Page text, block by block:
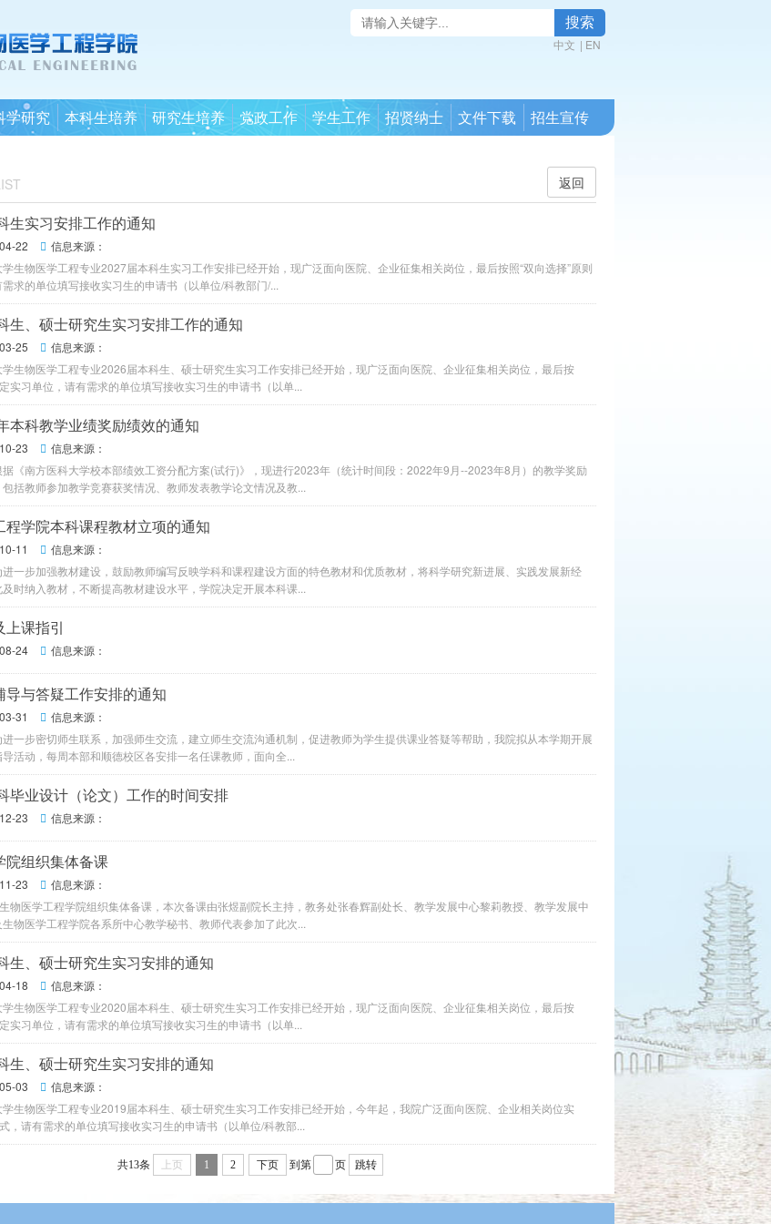
搜索
中文 | EN
学研究 本科生培养 研究生培养 党政工作 学生工作 招贤纳士 文件下载 招生宣传
返回
生实习安排工作的通知
22  信息来源：
生物医学工程专业2027届本科生实习工作安排已经开始，现广泛面向医院、企业征集相关岗位，最后按照“双向选择”原则
求的单位填写接收实习生的申请书（以单位/科教部门/...
生、硕士研究生实习安排工作的通知
25  信息来源：
生物医学工程专业2026届本科生、硕士研究生实习工作安排已经开始，现广泛面向医院、企业征集相关岗位，最后按
实习单位，请有需求的单位填写接收实习生的申请书（以单...
本科教学业绩奖励绩效的通知
23  信息来源：
《南方医科大学校本部绩效工资分配方案(试行)》，现进行2023年（统计时间段：2022年9月--2023年8月）的教学奖励
括教师参加教学竞赛获奖情况、教师发表教学论文情况及教...
程学院本科课程教材立项的通知
11  信息来源：
一步加强教材建设，鼓励教师编写反映学科和课程建设方面的特色教材和优质教材，将科学研究新进展、实践发展新经
时纳入教材，不断提高教材建设水平，学院决定开展本科课...
上课指引
24  信息来源：
导与答疑工作安排的通知
31  信息来源：
一步密切师生联系，加强师生交流，建立师生交流沟通机制，促进教师为学生提供课业答疑等帮助，我院拟从本学期开展
活动，每周本部和顺德校区各安排一名任课教师，面向全...
毕业设计（论文）工作的时间安排
23  信息来源：
院组织集体备课
23  信息来源：
物医学工程学院组织集体备课，本次备课由张煜副院长主持，教务处张春辉副处长、教学发展中心黎莉教授、教学发展中
物医学工程学院各系所中心教学秘书、教师代表参加了此次...
生、硕士研究生实习安排的通知
18  信息来源：
生物医学工程专业2020届本科生、硕士研究生实习工作安排已经开始，现广泛面向医院、企业征集相关岗位，最后按
实习单位，请有需求的单位填写接收实习生的申请书（以单...
生、硕士研究生实习安排的通知
03  信息来源：
生物医学工程专业2019届本科生、硕士研究生实习工作安排已经开始，今年起，我院广泛面向医院、企业相关岗位实
，请有需求的单位填写接收实习生的申请书（以单位/科教部...
共13条 上页 1 2 下页 到第 页 跳转